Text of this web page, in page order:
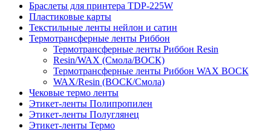
Браслеты для принтера TDP-225W
Пластиковые карты
Текстильные ленты нейлон и сатин
Термотрансферные ленты Риббон
Термотрансферные ленты Риббон Resin
Resin/WAX (Смола/ВОСК)
Термотрансферные ленты Риббон WAX ВОСК
WAX/Resin (ВОСК/Смола)
Чековые термо ленты
Этикет-ленты Полипропилен
Этикет-ленты Полуглянец
Этикет-ленты Термо